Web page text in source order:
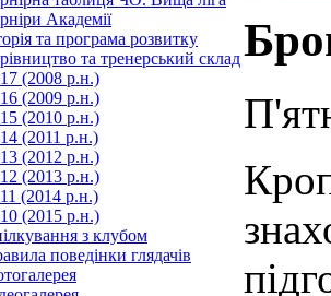
Академії
та програма розвитку
та тренерський склад
(2008 р.н.)
(2009 р.н.)
(2010 р.н.)
(2011 р.н.)
(2012 р.н.)
(2013 р.н.)
(2014 р.н.)
(2015 р.н.)
з клубом
поведінки глядачів